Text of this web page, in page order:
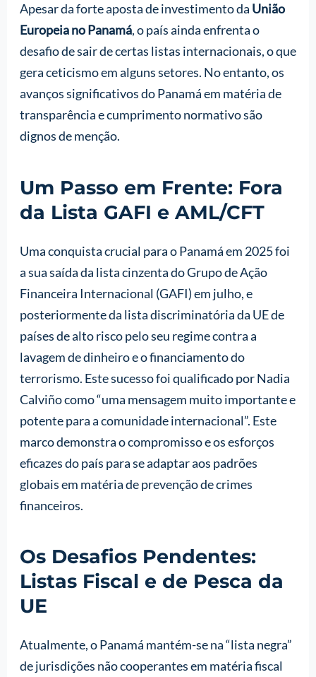
Apesar da forte aposta de investimento da União
Europeia no Panamá, o país ainda enfrenta o
desafio de sair de certas listas internacionais, o que
gera ceticismo em alguns setores. No entanto, os
avanços significativos do Panamá em matéria de
transparência e cumprimento normativo são
dignos de menção.
Um Passo em Frente: Fora
da Lista GAFI e AML/CFT
Uma conquista crucial para o Panamá em 2025 foi
a sua saída da lista cinzenta do Grupo de Ação
Financeira Internacional (GAFI) em julho, e
posteriormente da lista discriminatória da UE de
países de alto risco pelo seu regime contra a
lavagem de dinheiro e o financiamento do
terrorismo. Este sucesso foi qualificado por Nadia
Calviño como “uma mensagem muito importante e
potente para a comunidade internacional”. Este
marco demonstra o compromisso e os esforços
eficazes do país para se adaptar aos padrões
globais em matéria de prevenção de crimes
financeiros.
Os Desafios Pendentes:
Listas Fiscal e de Pesca da
UE
Atualmente, o Panamá mantém-se na “lista negra”
de jurisdições não cooperantes em matéria fiscal